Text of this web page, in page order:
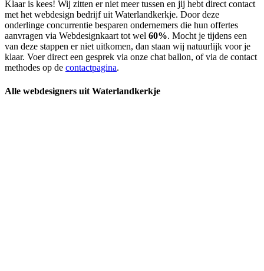
Klaar is kees! Wij zitten er niet meer tussen en jij hebt direct contact
met het webdesign bedrijf uit Waterlandkerkje. Door deze
onderlinge concurrentie besparen ondernemers die hun offertes
aanvragen via Webdesignkaart tot wel 60%. Mocht je tijdens een
van deze stappen er niet uitkomen, dan staan wij natuurlijk voor je
klaar. Voer direct een gesprek via onze chat ballon, of via de contact
methodes op de contactpagina.
Alle webdesigners uit Waterlandkerkje